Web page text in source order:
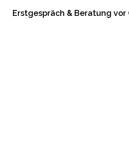
Erstgespräch & Beratung vor